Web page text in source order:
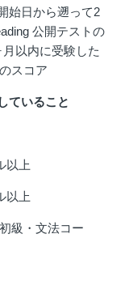
始日から遡って2
公開テストの
以内に受験した
スコア
ていること
以上
以上
級・文法コー